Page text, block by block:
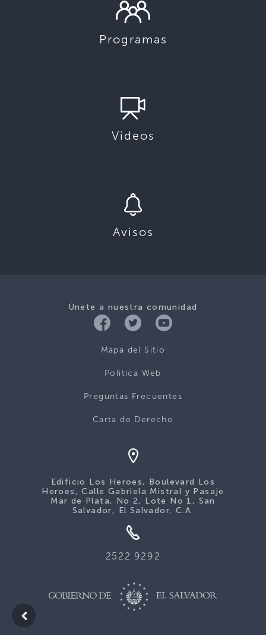
Programas
Videos
Avisos
Únete a nuestra comunidad
Mapa del Sitio
Politica Web
Preguntas Frecuentes
Carta de Derecho
Edificio Los Heroes, Boulevard Los
Heroes, Calle Gabriela Mistral y Pasaje
Mar de Plata, No 2, Lote No 1, San
Salvador, El Salvador. C.A.
2522 9292